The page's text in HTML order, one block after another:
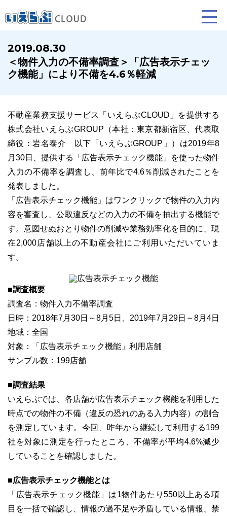
賃貸仲介 売買仲介
ホームページ制作について プラン紹介･制作の流れ
ユーザーインタビュー
ニュース一覧
特長 サービス一覧 プラン
03-6689-1791
2019.08.30
＜物件入力の不備率調査＞「広告表示チェッ
ク機能」により不備を4.6％軽減
不動産業務支援サービス「いえらぶCLOUD」を提供する
株式会社いえらぶGROUP（本社：東京都新宿区、代表取
締役：岩名泰介 以下「いえらぶGROUP」）は2019年8
月30日、提供する「広告表示チェック機能」を使った物件
入力の不備率を調査し、前年比で4.6％削減されたことを
発表しました。
「広告表示チェック機能」はワンクリックで物件の入力内
容を審査し、公取違反などの入力の不備を抽出する機能で
す。意図せぬおとり物件の削減や業務効率化を目的に、現
在2,000店舗以上の不動産会社にご利用いただいていま
す。
■調査概要
調査名：物件入力不備率調査
日時：2018年7月30日～8月5日、2019年7月29日～8月4日
地域：全国
対象：「広告表示チェック機能」利用店舗
サンプル数：199店舗
■調査結果
いえらぶでは、各店舗が広告表示チェック機能を利用した
時点での物件の不備（違反の恐れのある入力内容）の割合
を測定しています。今回、昨年から継続して利用する199
社を対象に測定を行ったところ、不備率が平均4.6%減少
していることを確認しました。
■広告表示チェック機能とは
「広告表示チェック機能」は1物件あたり550以上ある項
目を一括で確認し、情報の過不足や矛盾している情報、禁